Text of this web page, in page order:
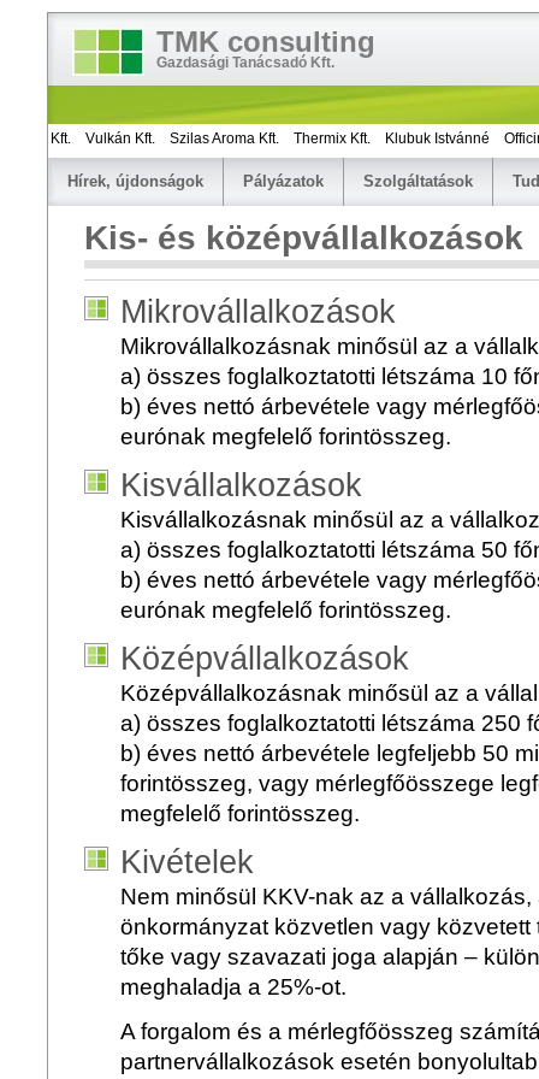
TMK consulting
Gazdasági Tanácsadó Kft.
Vulkán Kft. Szilas Aroma Kft. Thermix Kft. Klubuk Istvánné Officina
Hírek, újdonságok Pályázatok Szolgáltatások
Kis- és középvállalkozások
Mikrovállalkozások
Mikrovállalkozásnak minősül az a
a) összes foglalkoztatotti létszáma 10
b) éves nettó árbevétele vagy
eurónak megfelelő forintösszeg.
Kisvállalkozások
Kisvállalkozásnak minősül az a
a) összes foglalkoztatotti létszáma 50
b) éves nettó árbevétele vagy
eurónak megfelelő forintösszeg.
Középvállalkozások
Középvállalkozásnak minősül az a
a) összes foglalkoztatotti létszáma 250
b) éves nettó árbevétele legfeljebb 50
forintösszeg, vagy mérlegfőösszege
megfelelő forintösszeg.
Kivételek
Nem minősül KKV-nak az a
önkormányzat közvetlen vagy
tőke vagy szavazati joga alapján –
meghaladja a 25%-ot.
A forgalom és a mérlegfőösszeg
partnervállalkozások esetén